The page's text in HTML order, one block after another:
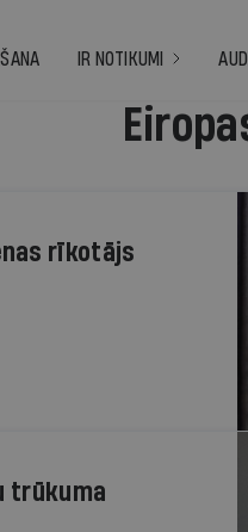
IR NOTIKUMI
rīkotājs
trūkuma